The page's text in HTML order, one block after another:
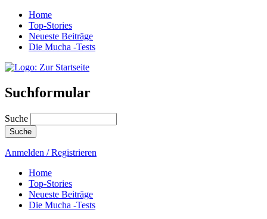
Home
Top-Stories
Neueste Beiträge
Die Mucha -Tests
Suchformular
Suche
Anmelden / Registrieren
Home
Top-Stories
Neueste Beiträge
Die Mucha -Tests